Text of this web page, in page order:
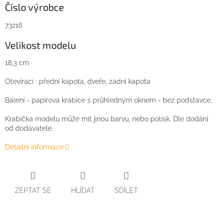
Číslo výrobce
73216
Velikost modelu
18,3 cm
Otevírací : přední kapota, dveře, zadní kapota
Balení - papírová krabice s průhledným oknem - bez podstavce.
Krabička modelu může mít jinou barvu, nebo potisk. Dle dodání
od dodavatele.
Detailní informace
ZEPTAT SE HLÍDAT SDÍLET